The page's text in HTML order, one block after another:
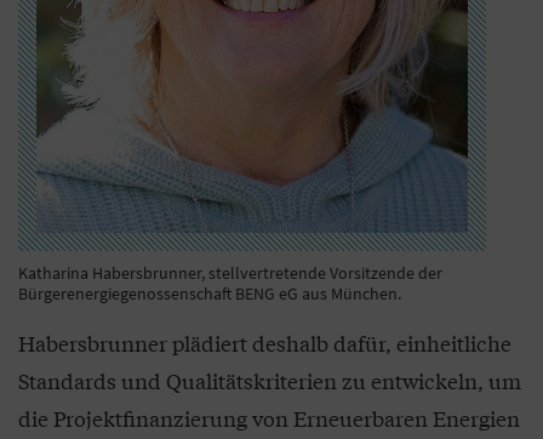
Katharina Habersbrunner, stellvertretende Vorsitzende der
Bürgerenergiegenossenschaft BENG eG aus München.
Habersbrunner plädiert deshalb dafür, einheitliche
Standards und Qualitätskriterien zu entwickeln, um
die Projektfinanzierung von Erneuerbaren Energien